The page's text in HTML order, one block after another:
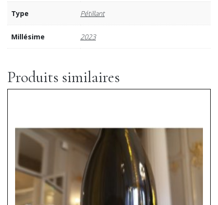
Type Pétillant
Millésime 2023
Produits similaires